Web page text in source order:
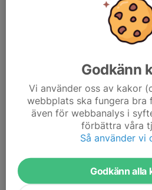
betalar varje spelare för
övernattningen kostar ser ni på
men räkna ca 1500 kronor.
Cuperna är oftast lördag och
om man tex bara kan ena dagen
Forza Fässberg P15!
eskilscupen.nu/sv
Godkänn
Vi använder oss av kakor
webbplats ska fungera bra
även för webbanalys i
förbättra våra
Så använder vi
Godkänn alla